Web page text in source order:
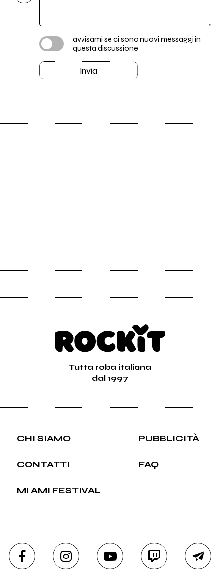
avvisami se ci sono nuovi messaggi in
questa discussione
Invia
Tutta roba italiana
dal 1997
CHI SIAMO PUBBLICITÀ
CONTATTI FAQ
MI AMI FESTIVAL